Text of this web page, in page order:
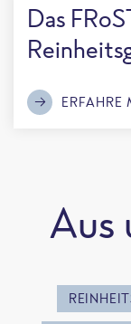
Das
ERFAHRE
Aus